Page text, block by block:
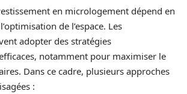
en micrologement dépend en
de l’espace. Les
adopter des stratégies
notamment pour maximiser le
Dans ce cadre, plusieurs approches
: